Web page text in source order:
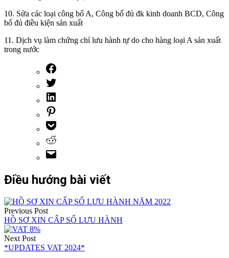
10. Sửa các loại công bố A, Công bố đủ đk kinh doanh BCD, Công
bố đủ điều kiện sản xuất
11. Dịch vụ làm chứng chỉ lưu hành tự do cho hàng loại A sản xuất
trong nước
Điều hướng bài viết
Previous Post
HỒ SƠ XIN CẤP SỐ LƯU HÀNH
Next Post
*UPDATES VAT 2024*